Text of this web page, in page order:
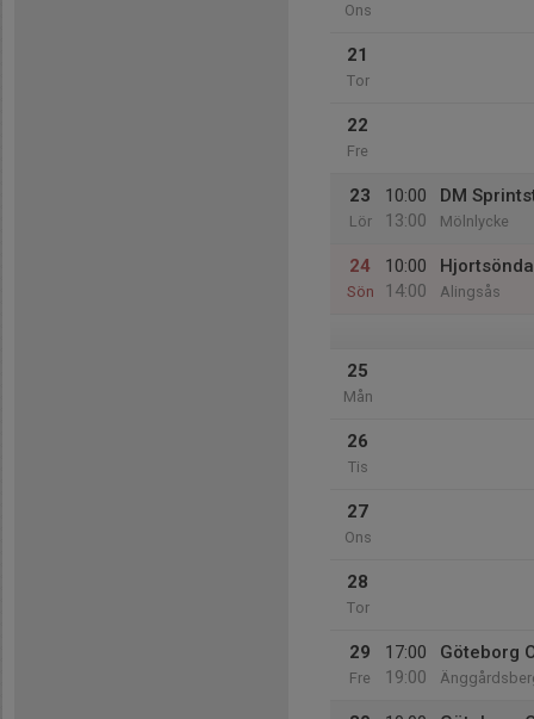
Ons
21
Tor
22
Fre
23
Lör
10:00
13:00
DM
Mölnlycke
24
Sön
10:00
14:00
Alingsås
25
Mån
26
Tis
27
Ons
28
Tor
29
Fre
17:00
19:00
Göteborg